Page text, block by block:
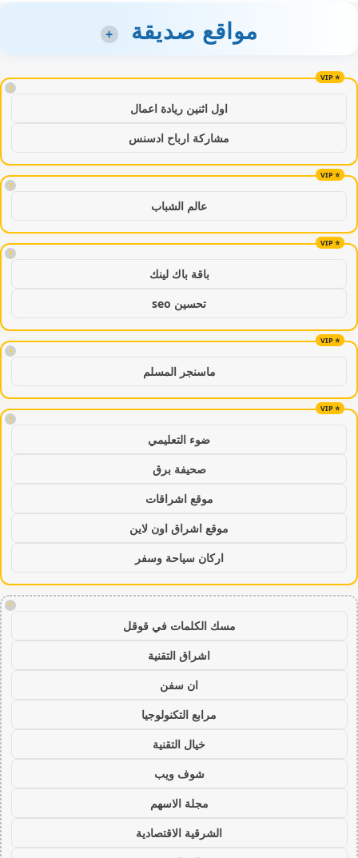
مواقع صديقة +
!
اول اثنين ريادة اعمال
مشاركة ارباح ادسنس
!
عالم الشباب
!
باقة باك لينك
تحسين seo
!
ماسنجر المسلم
!
ضوء التعليمي
صحيفة برق
موقع اشراقات
موقع اشراق اون لاين
اركان سياحة وسفر
!
مسك الكلمات في قوقل
اشراق التقنية
ان سفن
مرابع التكنولوجيا
خيال التقنية
شوف ويب
مجلة الاسهم
الشرقية الاقتصادية